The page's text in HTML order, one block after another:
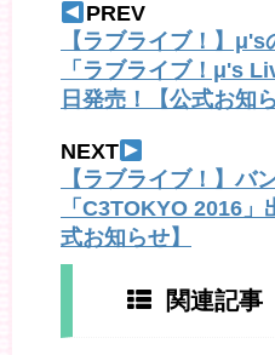
PREV
【ラブライブ！】μ's
「ラブライブ！μ's
日発売！【公式お知ら
NEXT
【ラブライブ！】バ
「C3TOKYO 2016
式お知らせ】
関連記事